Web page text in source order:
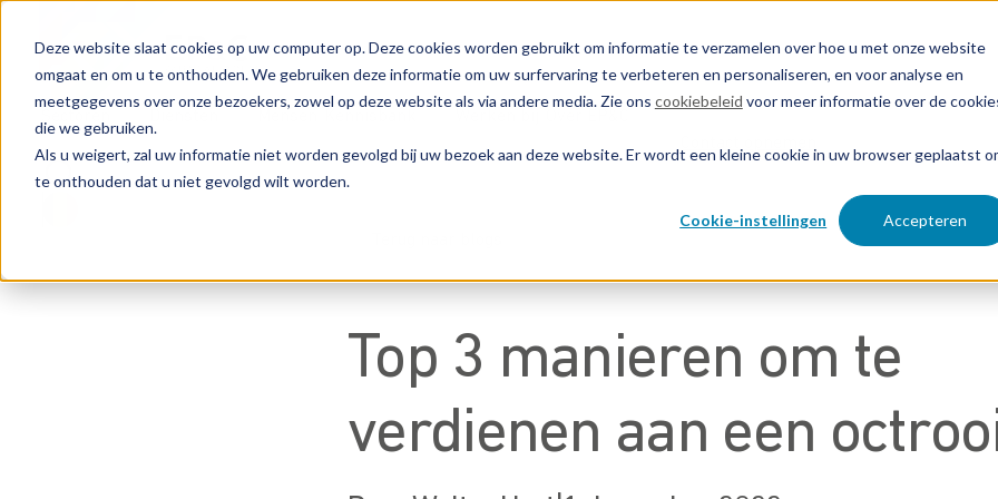
Deze website slaat cookies op uw computer op. Deze cookies worden gebruikt om informatie te verzamelen over hoe u met onze website
omgaat en om u te onthouden. We gebruiken deze informatie om uw surfervaring te verbeteren en personaliseren, en voor analyse en
meetgegevens over onze bezoekers, zowel op deze website als via andere media. Zie ons cookiebeleid voor meer informatie over de
die we gebruiken.
Als u weigert, zal uw informatie niet worden gevolgd bij uw bezoek aan deze website. Er wordt een kleine cookie in uw browser geplaatst
te onthouden dat u niet gevolgd wilt worden.
Cookie-instellingen Accepteren
Top 3 manieren om te
verdienen aan een